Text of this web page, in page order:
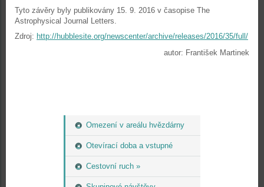
Omezení v areálu hvězdárny
Otevírací doba a vstupné
Cestovní ruch »
Tyto závěry byly publikovány 15. 9. 2016 v časopise The
Astrophysical Journal Letters.
Zdroj: http://hubblesite.org/newscenter/archive/releases/2016/35/full/
autor: František Martinek